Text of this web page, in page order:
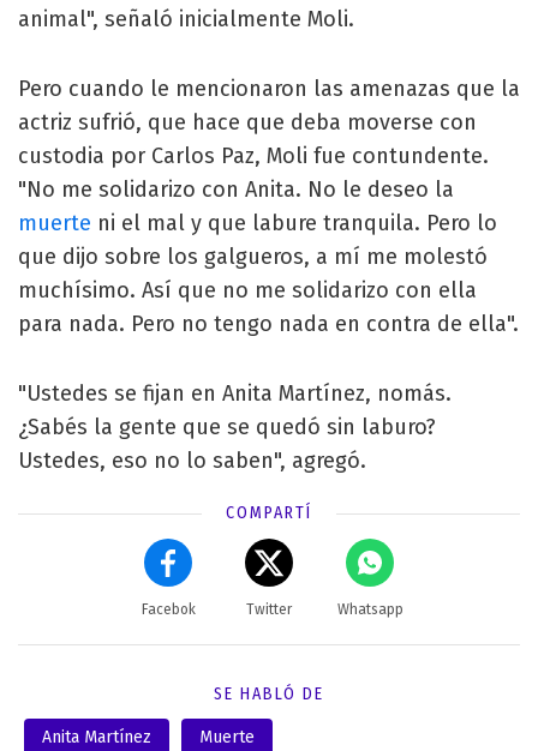
animal", señaló inicialmente Moli.
Pero cuando le mencionaron las amenazas que la
actriz sufrió, que hace que deba moverse con
custodia por Carlos Paz, Moli fue contundente.
"No me solidarizo con Anita. No le deseo la
muerte ni el mal y que labure tranquila. Pero lo
que dijo sobre los galgueros, a mí me molestó
muchísimo. Así que no me solidarizo con ella
para nada. Pero no tengo nada en contra de ella".
"Ustedes se fijan en Anita Martínez, nomás.
¿Sabés la gente que se quedó sin laburo?
Ustedes, eso no lo saben", agregó.
COMPARTÍ
Facebok Twitter Whatsapp
SE HABLÓ DE
Anita Martínez Muerte